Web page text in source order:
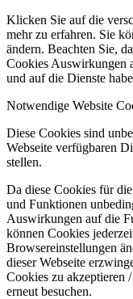
Klicken Sie auf die
mehr zu erfahren. Sie
ändern. Beachten Sie,
Cookies Auswirkungen
und auf die Dienste
Notwendige Website
Diese Cookies sind
Webseite verfügbaren
stellen.
Da diese Cookies für
und Funktionen
Auswirkungen auf die
können Cookies
Browsereinstellungen
dieser Webseite
Cookies zu akzeptieren
erneut besuchen.